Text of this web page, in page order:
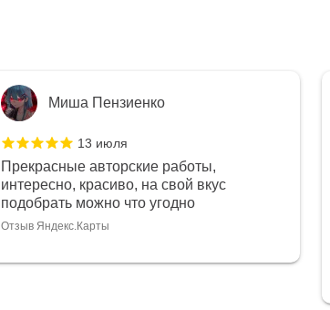
Миша Пензиенко
13 июля
Прекрасные авторские работы,
интересно, красиво, на свой вкус
подобрать можно что угодно
Отзыв Яндекс.Карты